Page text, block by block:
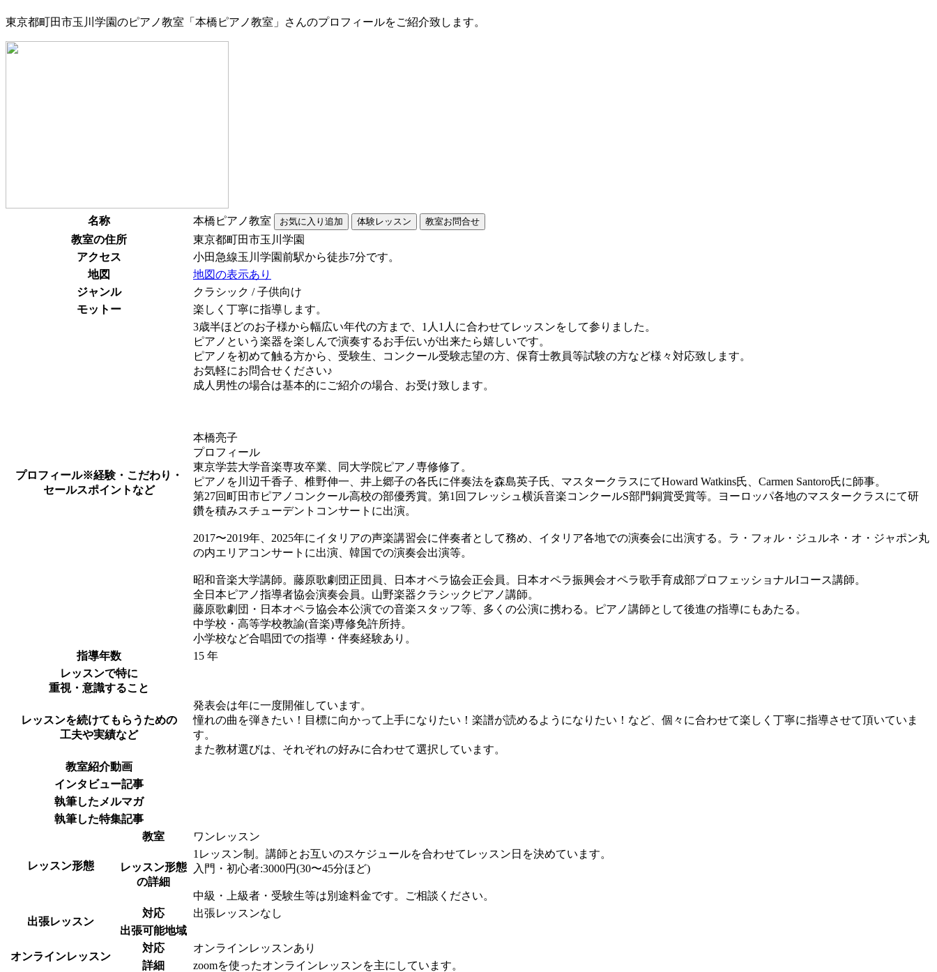
東京都町田市玉川学園のピアノ教室「本橋ピアノ教室」さんのプロフィールをご紹介致します。
名称
本橋ピアノ教室
教室の住所
東京都町田市玉川学園
アクセス
小田急線玉川学園前駅から徒歩7分です。
地図
地図の表示あり
ジャンル
クラシック / 子供向け
モットー
楽しく丁寧に指導します。
プロフィール※経験・こだわり・
セールスポイントなど
3歳半ほどのお子様から幅広い年代の方まで、1人1人に合わせてレッスンをして参りました。
ピアノという楽器を楽しんで演奏するお手伝いが出来たら嬉しいです。
ピアノを初めて触る方から、受験生、コンクール受験志望の方、保育士教員等試験の方など様々対応致します。
お気軽にお問合せください♪
成人男性の場合は基本的にご紹介の場合、お受け致します。
本橋亮子
プロフィール
東京学芸大学音楽専攻卒業、同大学院ピアノ専修修了。
ピアノを川辺千香子、椎野伸一、井上郷子の各氏に伴奏法を森島英子氏、マスタークラスにてHoward Watkins氏、Carmen Santoro氏に師事。
第27回町田市ピアノコンクール高校の部優秀賞。第1回フレッシュ横浜音楽コンクールS部門銅賞受賞等。ヨーロッパ各地のマスタークラスにて研
鑽を積みスチューデントコンサートに出演。
2017〜2019年、2025年にイタリアの声楽講習会に伴奏者として務め、イタリア各地での演奏会に出演する。ラ・フォル・ジュルネ・オ・ジャポン丸
の内エリアコンサートに出演、韓国での演奏会出演等。
昭和音楽大学講師。藤原歌劇団正団員、日本オペラ協会正会員。日本オペラ振興会オペラ歌手育成部プロフェッショナルIコース講師。
全日本ピアノ指導者協会演奏会員。山野楽器クラシックピアノ講師。
藤原歌劇団・日本オペラ協会本公演での音楽スタッフ等、多くの公演に携わる。ピアノ講師として後進の指導にもあたる。
中学校・高等学校教諭(音楽)専修免許所持。
小学校など合唱団での指導・伴奏経験あり。
指導年数
15 年
レッスンで特に
重視・意識すること
レッスンを続けてもらうための
工夫や実績など
発表会は年に一度開催しています。
憧れの曲を弾きたい！目標に向かって上手になりたい！楽譜が読めるようになりたい！など、個々に合わせて楽しく丁寧に指導させて頂いていま
す。
また教材選びは、それぞれの好みに合わせて選択しています。
教室紹介動画
インタビュー記事
執筆したメルマガ
執筆した特集記事
レッスン形態
教室 ワンレッスン
レッスン形態
の詳細
1レッスン制。講師とお互いのスケジュールを合わせてレッスン日を決めています。
入門・初心者:3000円(30〜45分ほど)
中級・上級者・受験生等は別途料金です。ご相談ください。
出張レッスン
対応
出張レッスンなし
出張可能地域
オンラインレッスン
対応
オンラインレッスンあり
詳細
zoomを使ったオンラインレッスンを主にしています。